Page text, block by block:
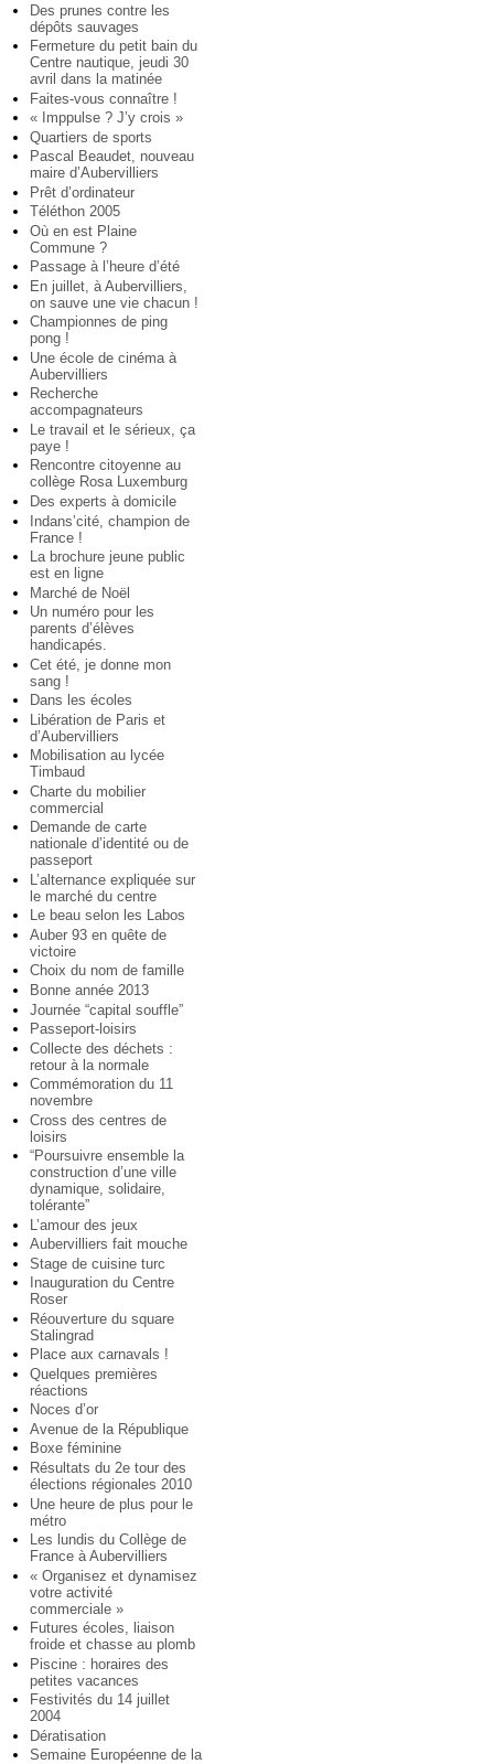
Des prunes contre les
dépôts sauvages
Fermeture du petit bain du
Centre nautique, jeudi 30
avril dans la matinée
Faites-vous connaître !
« Imppulse ? J’y crois »
Quartiers de sports
Pascal Beaudet, nouveau
maire d’Aubervilliers
Prêt d’ordinateur
Téléthon 2005
Où en est Plaine
Commune ?
Passage à l’heure d’été
En juillet, à Aubervilliers,
on sauve une vie chacun !
Championnes de ping
pong !
Une école de cinéma à
Aubervilliers
Recherche
accompagnateurs
Le travail et le sérieux, ça
paye !
Rencontre citoyenne au
collège Rosa Luxemburg
Des experts à domicile
Indans’cité, champion de
France !
La brochure jeune public
est en ligne
Marché de Noël
Un numéro pour les
parents d’élèves
handicapés.
Cet été, je donne mon
sang !
Dans les écoles
Libération de Paris et
d’Aubervilliers
Mobilisation au lycée
Timbaud
Charte du mobilier
commercial
Demande de carte
nationale d’identité ou de
passeport
L’alternance expliquée sur
le marché du centre
Le beau selon les Labos
Auber 93 en quête de
victoire
Choix du nom de famille
Bonne année 2013
Journée “capital souffle”
Passeport-loisirs
Collecte des déchets :
retour à la normale
Commémoration du 11
novembre
Cross des centres de
loisirs
“Poursuivre ensemble la
construction d’une ville
dynamique, solidaire,
tolérante”
L’amour des jeux
Aubervilliers fait mouche
Stage de cuisine turc
Inauguration du Centre
Roser
Réouverture du square
Stalingrad
Place aux carnavals !
Quelques premières
réactions
Noces d’or
Avenue de la République
Boxe féminine
Résultats du 2e tour des
élections régionales 2010
Une heure de plus pour le
métro
Les lundis du Collège de
France à Aubervilliers
« Organisez et dynamisez
votre activité
commerciale »
Futures écoles, liaison
froide et chasse au plomb
Piscine : horaires des
petites vacances
Festivités du 14 juillet
2004
Dératisation
Semaine Européenne de la